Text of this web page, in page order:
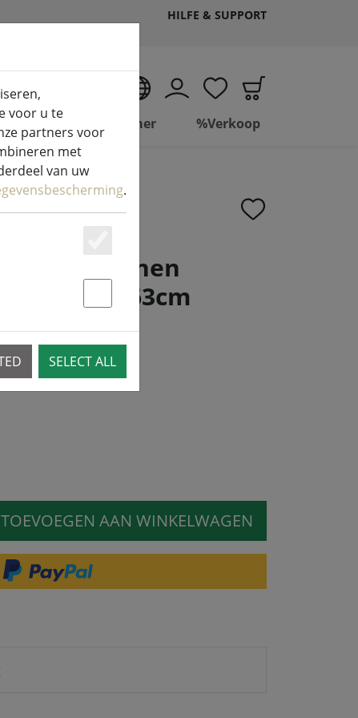
HILFE & SUPPORT
Badkamer %Verkoop
bedlinnen
/ 60x63cm
TOEVOEGEN AAN WINKELWAGEN
voor u te
partners voor
met
van uw
.
Essenziell
Statstik & Marketing
SELECT ALL